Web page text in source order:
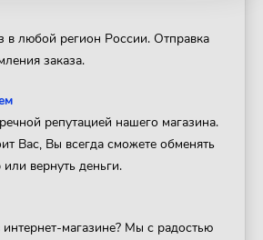
в любой регион России. Отправка
заказа.
репутацией нашего магазина.
Вас, Вы всегда сможете обменять
вернуть деньги.
магазине? Мы с радостью